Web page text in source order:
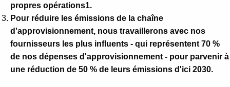
propres opérations1.
Pour réduire les émissions de la chaîne
d'approvisionnement, nous travaillerons avec nos
fournisseurs les plus influents - qui représentent 70 %
de nos dépenses d'approvisionnement - pour parvenir à
une réduction de 50 % de leurs émissions d'ici 2030.